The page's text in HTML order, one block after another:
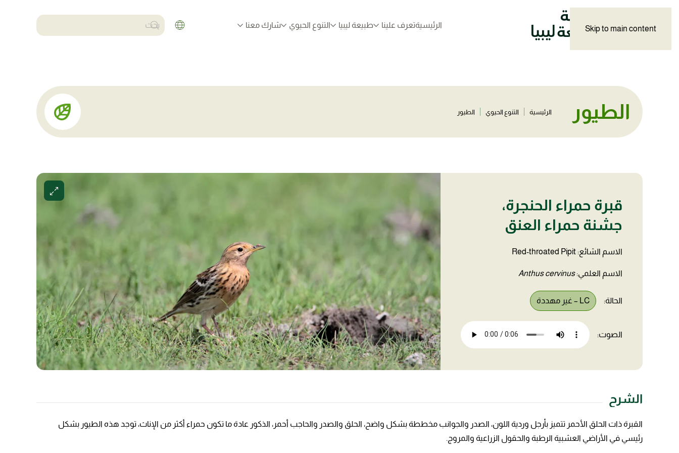
Skip to main content الرئيسيةتعرف علينا طبيعة ليبيا التنوع الحيوي شارك معنا
الطيور الرئيسية التنوع الحيوي الطيور
قبرة حمراء الحنجرة،
جشنة حمراء العنق
الاسم الشائع: Red-throated Pipit
الاسم العلمي:Anthus cervinus
الحالة: LC – غير مهددة
الصوت:
الشرح
القبرة ذات الحلق الأحمر تتميز بأرجل وردية اللون، الصدر والجوانب مخططة بشكل واضح، الحلق والصدر والحاجب أحمر، الذكور عادة ما تكون حمراء أكثر من الإناث، توجد هذه الطيور بشكل
رئيسي في الأراضي العشبية الرطبة والحقول الزراعية والمروج.